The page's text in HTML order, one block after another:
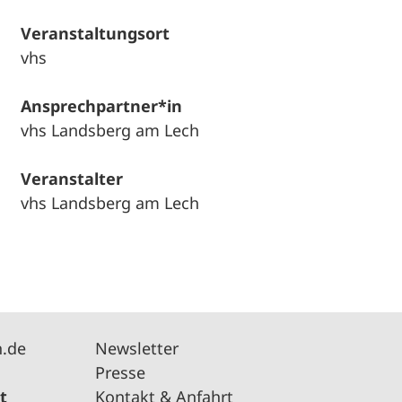
Veranstaltungsort
vhs
Ansprechpartner*in
vhs Landsberg am Lech
Veranstalter
vhs Landsberg am Lech
Newsletter
Presse
Kontakt & Anfahrt